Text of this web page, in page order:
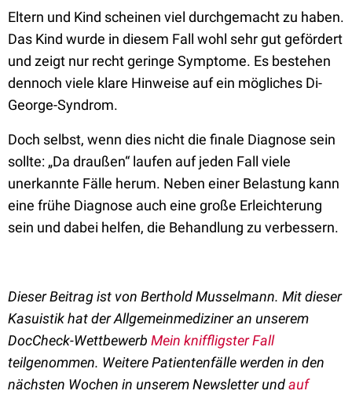
Eltern und Kind scheinen viel durchgemacht zu haben.
Das Kind wurde in diesem Fall wohl sehr gut gefördert
und zeigt nur recht geringe Symptome. Es bestehen
dennoch viele klare Hinweise auf ein mögliches Di-
George-Syndrom.
Doch selbst, wenn dies nicht die finale Diagnose sein
sollte: „Da draußen“ laufen auf jeden Fall viele
unerkannte Fälle herum. Neben einer Belastung kann
eine frühe Diagnose auch eine große Erleichterung
sein und dabei helfen, die Behandlung zu verbessern.
Dieser Beitrag ist von Berthold Musselmann. Mit dieser
Kasuistik hat der Allgemeinmediziner an unserem
DocCheck-Wettbewerb Mein kniffligster Fall
teilgenommen. Weitere Patientenfälle werden in den
nächsten Wochen in unserem Newsletter undauf